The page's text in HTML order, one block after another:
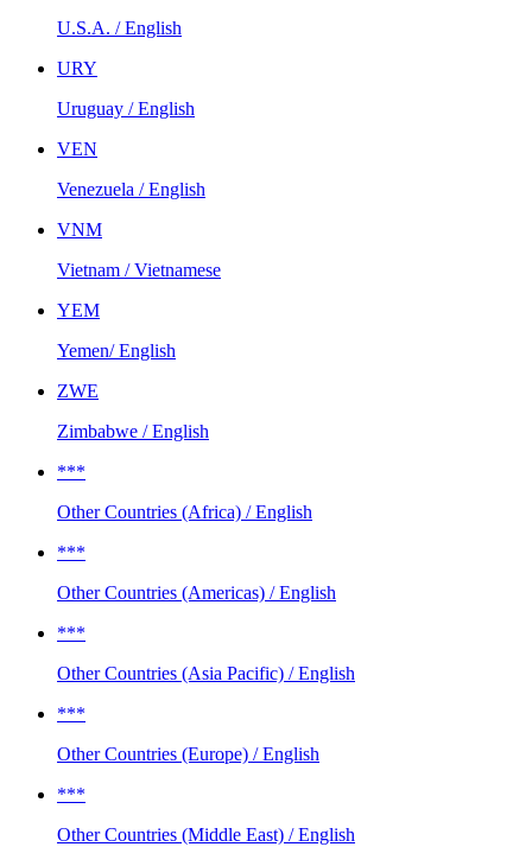
U.S.A. / English
URY
Uruguay / English
VEN
Venezuela / English
VNM
Vietnam / Vietnamese
YEM
Yemen/ English
ZWE
Zimbabwe / English
***
Other Countries (Africa) / English
***
Other Countries (Americas) / English
***
Other Countries (Asia Pacific) / English
***
Other Countries (Europe) / English
***
Other Countries (Middle East) / English